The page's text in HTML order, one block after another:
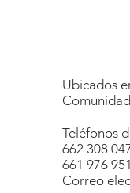
Ubicados
Teléfonos
662 308
661 976 951
Correo